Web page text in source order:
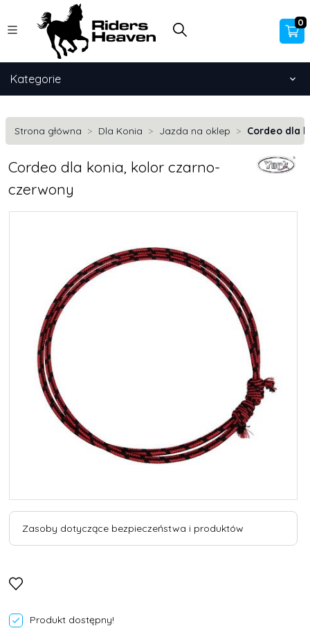
0
Kategorie
Strona główna Dla Konia Jazda na oklep Cordeo dla
Cordeo dla konia, kolor czarno-
czerwony
Zasoby dotyczące bezpieczeństwa i produktów
Produkt dostępny!